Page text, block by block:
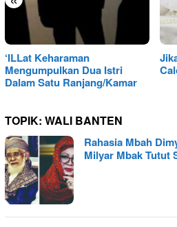
‘ILLat Keharaman
Mengumpulkan Dua Istri
Dalam Satu Ranjang/Kamar
TOPIK: WALI BANTEN
Rahasia Mbah
Milyar Mbak Tutut